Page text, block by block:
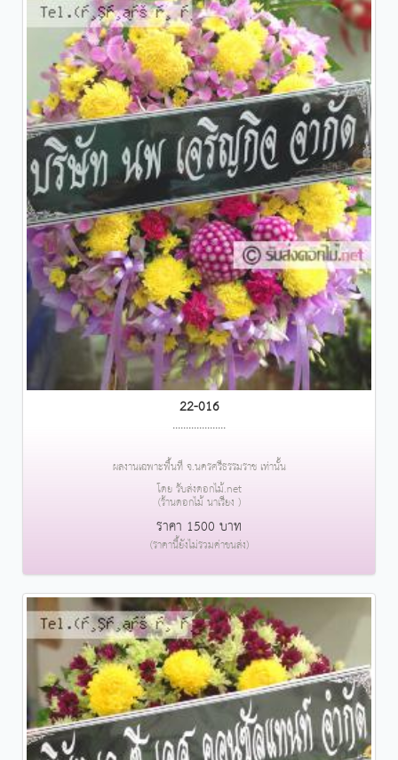
22-016
....................
ผลงานเฉพาะพื้นที่ จ.นครศรีธรรมราช เท่านั้น
โดย รับส่งดอกไม้.net
(ร้านดอกไม้ นาเรียง )
ราคา 1500 บาท
(ราคานี้ยังไม่รวมค่าขนส่ง)